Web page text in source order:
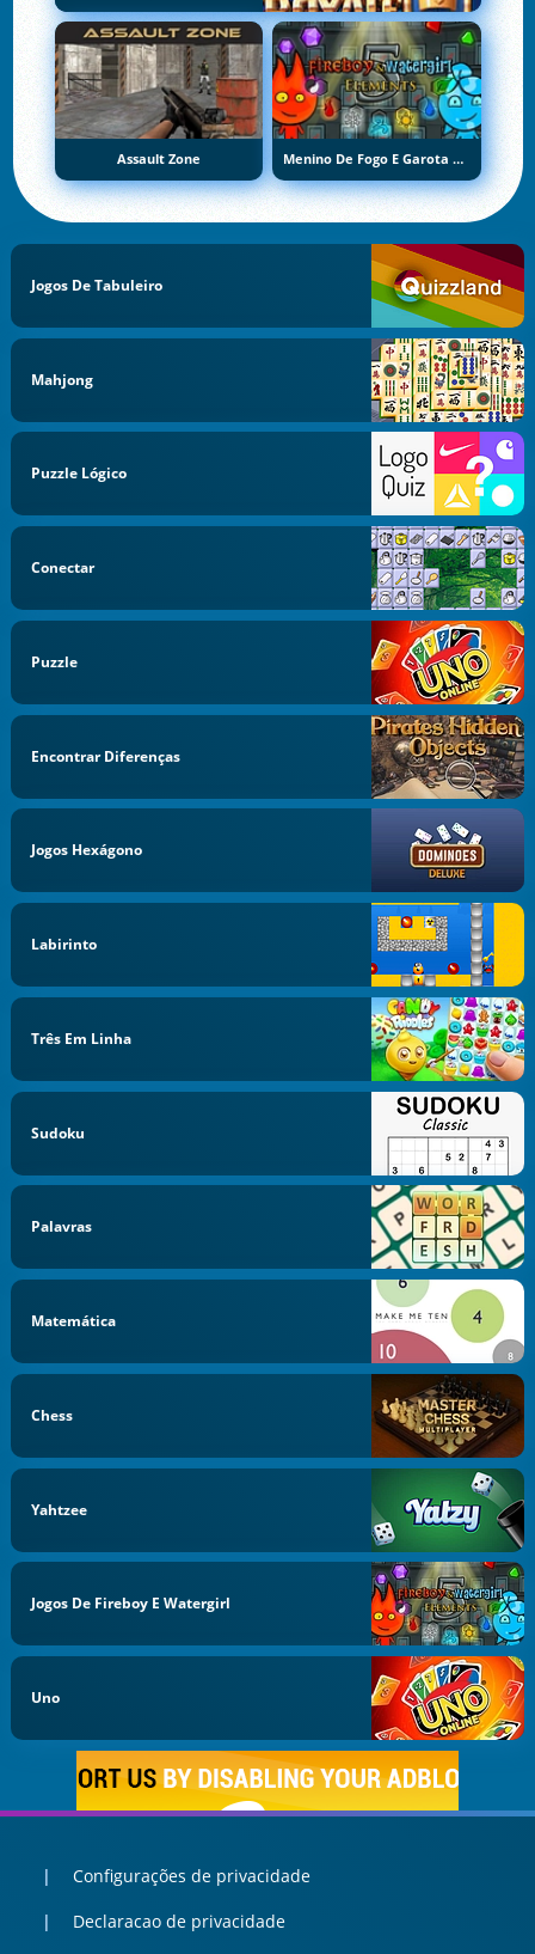
Assault Zone Menino De Fogo E Garota De Água 5: Elementos
Jogos De Tabuleiro
Mahjong
Puzzle Lógico
Conectar
Puzzle
Encontrar Diferenças
Jogos Hexágono
Labirinto
Três Em Linha
Sudoku
Palavras
Matemática
Chess
Yahtzee
Jogos De Fireboy E Watergirl
Uno
Configurações de privacidade
Declaracao de privacidade